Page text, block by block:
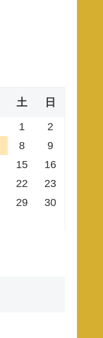
土 日
1
2
8
9
15
16
22
23
29
30